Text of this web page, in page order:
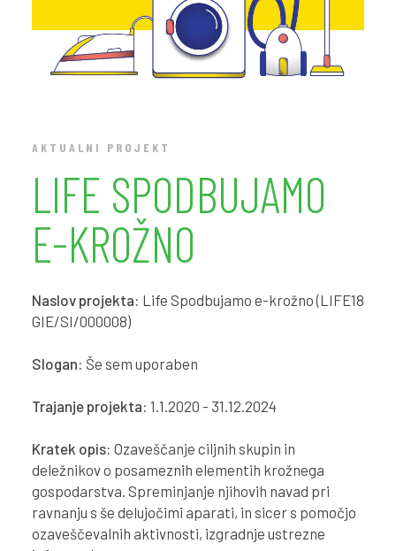
AKTUALNI PROJEKT
LIFE SPODBUJAMO
E-KROŽNO
Naslov projekta: Life Spodbujamo e-krožno (LIFE18
GIE/SI/000008)
Slogan: Še sem uporaben
Trajanje projekta: 1.1.2020 - 31.12.2024
Kratek opis: Ozaveščanje ciljnih skupin in
deležnikov o posameznih elementih krožnega
gospodarstva. Spreminjanje njihovih navad pri
ravnanju s še delujočimi aparati, in sicer s pomočjo
ozaveščevalnih aktivnosti, izgradnje ustrezne